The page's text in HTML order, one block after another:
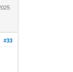
#33